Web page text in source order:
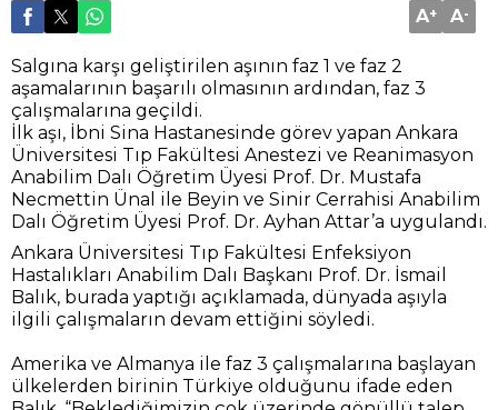
çalışmalarına geçildi.
İlk aşı, İbni Sina Hastanesinde görev yapan Ankara
Üniversitesi Tıp Fakültesi Anestezi ve Reanimasyon
Anabilim Dalı Öğretim Üyesi Prof. Dr. Mustafa
Necmettin Ünal ile Beyin ve Sinir Cerrahisi Anabilim
Dalı Öğretim Üyesi Prof. Dr. Ayhan Attar’a uygulandı.
Ankara Üniversitesi Tıp Fakültesi Enfeksiyon
Hastalıkları Anabilim Dalı Başkanı Prof. Dr. İsmail
Balık, burada yaptığı açıklamada, dünyada aşıyla
ilgili çalışmaların devam ettiğini söyledi.
Amerika ve Almanya ile faz 3 çalışmalarına başlayan
ülkelerden birinin Türkiye olduğunu ifade eden
Balık, “Beklediğimizin çok üzerinde gönüllü talep
oldu. Kotamız 60 kişilikti, 500’ün üzerinde başvuru
oldu. İlk başvuranları sıralamaya aldık. Doğal olarak
çoğunluğu hekimdi. Vatandaşlarımız da fazla
başvuruda bulundu.” dedi.